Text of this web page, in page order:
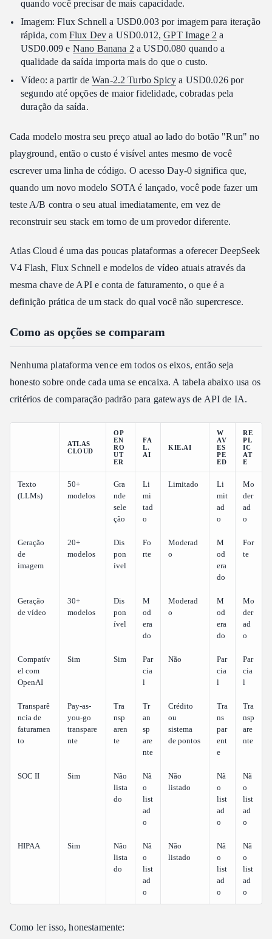
quando você precisar de mais capacidade.
Imagem: Flux Schnell a USD0.003 por imagem para iteração
rápida, com Flux Dev a USD0.012,GPT Image 2 a
USD0.009 e Nano Banana 2 a USD0.080 quando a
qualidade da saída importa mais do que o custo.
Vídeo: a partir deWan-2.2 Turbo Spicy a USD0.026 por
segundo até opções de maior fidelidade, cobradas pela
duração da saída.
Cada modelo mostra seu preço atual ao lado do botão "Run" no
playground, então o custo é visível antes mesmo de você
escrever uma linha de código. O acesso Day-0 significa que,
quando um novo modelo SOTA é lançado, você pode fazer um
teste A/B contra o seu atual imediatamente, em vez de
reconstruir seu stack em torno de um provedor diferente.
Atlas Cloud é uma das poucas plataformas a oferecer DeepSeek
V4 Flash, Flux Schnell e modelos de vídeo atuais através da
mesma chave de API e conta de faturamento, o que é a
definição prática de um stack do qual você não supercresce.
Como as opções se comparam
Nenhuma plataforma vence em todos os eixos, então seja
honesto sobre onde cada uma se encaixa. A tabela abaixo usa os
critérios de comparação padrão para gateways de API de IA.
ATLAS
CLOUD
OP
EN
RO
UT
ER
FA
L.
AI
KIE.AI
W
AV
ES
PE
ED
RE
PL
IC
AT
E
Texto
(LLMs)
50+
modelos
Gra
nde
sele
ção
Li
mi
tad
o
Limitado
Li
mit
ad
o
Mo
der
ad
o
Geração
de
imagem
20+
modelos
Dis
pon
ível
Fo
rte
Moderad
o
M
od
era
do
For
te
Geração
de vídeo
30+
modelos
Dis
pon
ível
M
od
era
do
Moderad
o
M
od
era
do
Mo
der
ad
o
Compatív
el com
OpenAI
Sim Sim
Par
cia
l
Não
Par
cia
l
Par
cia
l
Transparê
ncia de
faturamen
to
Pay-as-
you-go
transpare
nte
Tra
nsp
aren
te
Tr
an
sp
are
nte
Crédito
ou
sistema
de pontos
Tra
ns
par
ent
e
Tra
nsp
are
nte
SOC II Sim
Não
lista
do
Nã
o
list
ad
o
Não
listado
Nã
o
list
ad
o
Nã
o
list
ad
o
HIPAA Sim
Não
lista
do
Nã
o
list
ad
o
Não
listado
Nã
o
list
ad
o
Nã
o
list
ad
o
Como ler isso, honestamente: